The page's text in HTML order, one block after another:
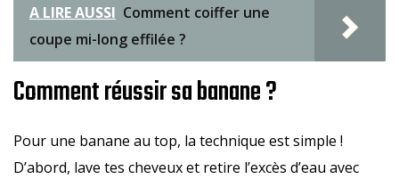
A LIRE AUSSI Comment coiffer une
coupe mi-long effilée ?
Comment réussir sa banane ?
Pour une banane au top, la technique est simple !
D’abord, lave tes cheveux et retire l’excès d’eau avec